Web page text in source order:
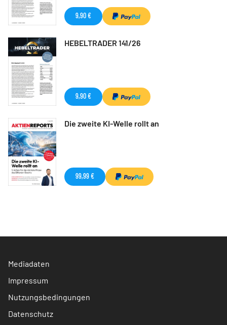
9,90 €
HEBELTRADER 141/26
9,90 €
Die zweite KI-Welle rollt an
99,99 €
Mediadaten
Impressum
Nutzungsbedingungen
Datenschutz